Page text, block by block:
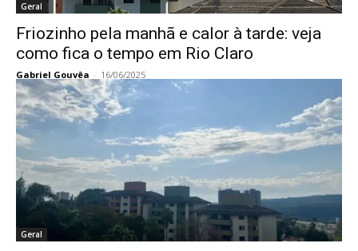
Geral
Friozinho pela manhã e calor à tarde: veja
como fica o tempo em Rio Claro
Gabriel Gouvêa - 16/06/2025
Geral